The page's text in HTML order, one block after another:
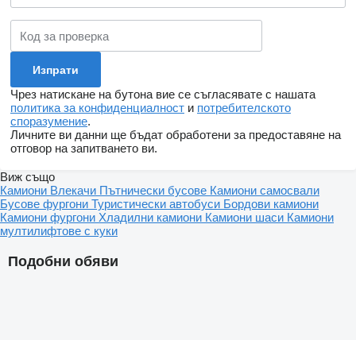
Чрез натискане на бутона вие се съгласявате с нашата
политика за конфиденциалност и потребителското
споразумение.
Личните ви данни ще бъдат обработени за предоставяне на
отговор на запитването ви.
Подобни обяви
Виж също
Камиони Влекачи Пътнически бусове Камиони самосвали
Бусове фургони Туристически автобуси Бордови камиони
Камиони фургони Хладилни камиони Камиони шаси Камиони
мултилифтове с куки